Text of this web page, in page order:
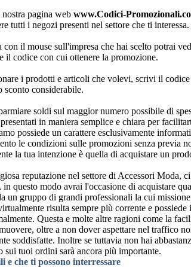
pagina web www.Codici-
tutti i negozi presenti nel settore che ti
il mouse sull'impresa che hai scelto potrai
il codice con cui ottenere la promozione.
i prodotti e articoli che volevi, scrivi il codice
sconto considerabile.
soldi sul maggior numero possibile di
in maniera semplice e chiara per
possiede un carattere esclusivamente
le condizioni sulle promozioni senza previa
la tua intenzione è quella di acquistare un
reputazione nel settore di Accessori
in questo modo avrai l'occasione di acquistare
un gruppo di grandi professionali la cui
risulta sempre più corrente e
Questa e molte altre ragioni come la
oltre a non dover aspettare nel traffico
soddisfatte. Inoltre se tuttavia non hai
tuoi ordini sarà ancora più importante.
che ti possono interressare